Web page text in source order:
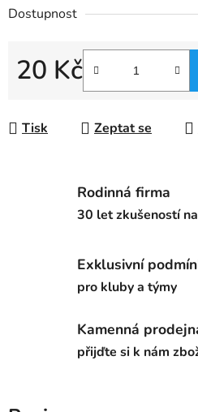
Dostupnost
20 Kč
Měrná cena:
Tisk Zeptat se
Rodinná firma
30 let zkušeností
Exklusivní
pro kluby a týmy
Kamenná
přijďte si k nám